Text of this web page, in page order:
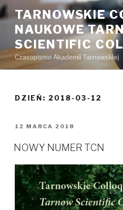
Przeskocz
do
treści
TARNOWSKIE
NAUKOWE
SCIENTIFIC
Czasopismo Akademii Tarnowskiej
DZIEŃ: 2018-03-12
OPUBLIKOWANE
12 MARCA 2018
NOWY NUMER TCN